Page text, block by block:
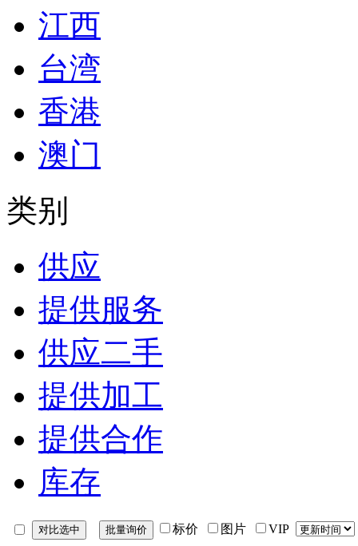
江西
台湾
香港
澳门
类别
供应
提供服务
供应二手
提供加工
提供合作
库存
标价 图片 VIP